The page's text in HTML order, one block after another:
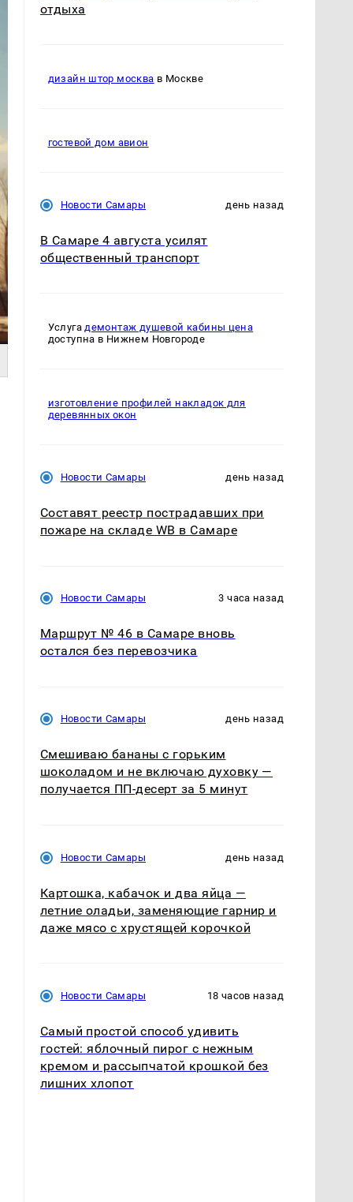
отдыха
дизайн штор москва в Москве
гостевой дом авион
Новости Самары день назад
В Самаре 4 августа усилят
общественный транспорт
Услугадемонтаж душевой кабины цена
доступна в Нижнем Новгороде
изготовление профилей накладок для
деревянных окон
Новости Самары день назад
Составят реестр пострадавших при
пожаре на складе WB в Самаре
Новости Самары 3 часа назад
Маршрут № 46 в Самаре вновь
остался без перевозчика
Новости Самары день назад
Смешиваю бананы с горьким
шоколадом и не включаю духовку —
получается ПП-десерт за 5 минут
Новости Самары день назад
Картошка, кабачок и два яйца —
летние оладьи, заменяющие гарнир и
даже мясо с хрустящей корочкой
Новости Самары 18 часов назад
Самый простой способ удивить
гостей: яблочный пирог с нежным
кремом и рассыпчатой крошкой без
лишних хлопот